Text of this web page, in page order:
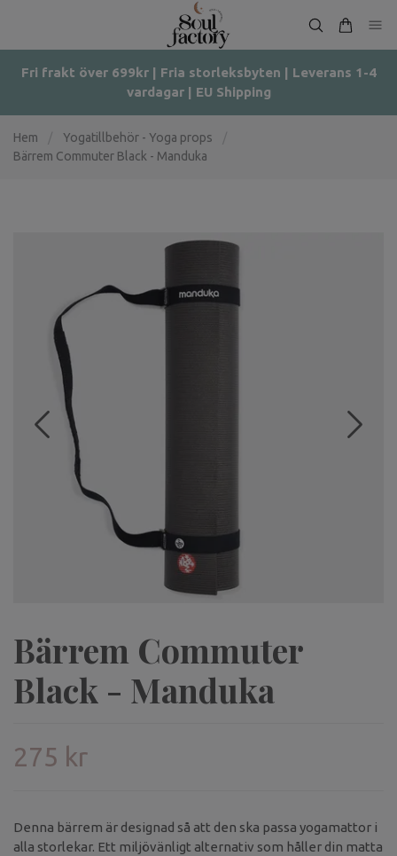
Fri frakt över 699kr | Fria storleksbyten | Leverans 1-4
vardagar | EU Shipping
Hem Yogatillbehör - Yoga props
Bärrem Commuter Black - Manduka
Bärrem Commuter
Black - Manduka
275 kr
Denna bärrem är designad så att den ska passa yogamattor i
alla storlekar. Ett miljövänligt alternativ som håller din matta